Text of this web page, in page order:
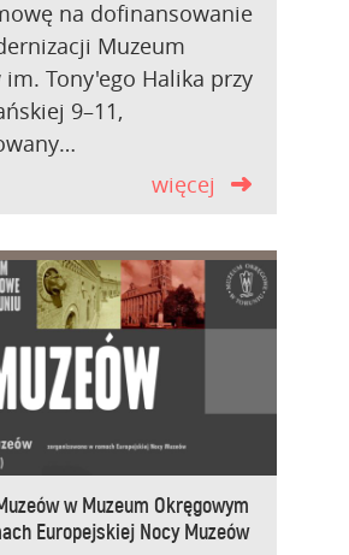
na dofinansowanie
Muzeum
Tony'ego Halika przy
9–11,
więcej
w Muzeum Okręgowym
Europejskiej Nocy Muzeów